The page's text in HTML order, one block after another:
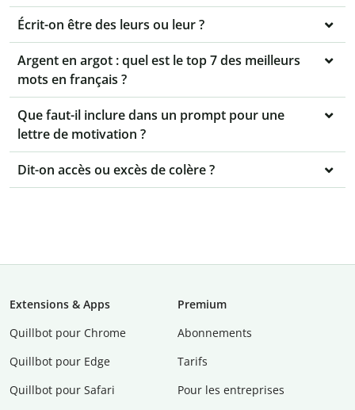
Écrit-on être des leurs ou leur ?
Argent en argot : quel est le top 7 des meilleurs
mots en français ?
Que faut-il inclure dans un prompt pour une
lettre de motivation ?
Dit-on accès ou excès de colère ?
Extensions & Apps
Quillbot pour Chrome
Quillbot pour Edge
Quillbot pour Safari
Premium
Abonnements
Tarifs
Pour les entreprises